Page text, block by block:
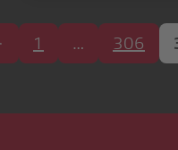
1 … 306